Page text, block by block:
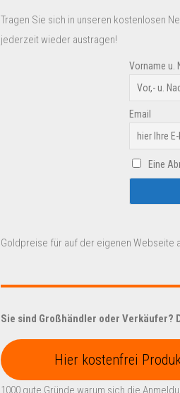
Tragen Sie sich in unseren kostenlosen
jederzeit wieder austragen!
Vorname u.
Email
Eine
Goldpreise für auf der eigenen Webseite
Sie sind Großhändler oder Verkäufer?
Hier kostenfrei